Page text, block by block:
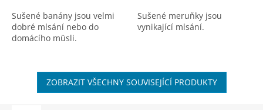
Sušené banány jsou velmi
dobré mlsání nebo do
domácího müsli.
Sušené meruňky jsou
vynikající mlsání.
ZOBRAZIT VŠECHNY SOUVISEJÍCÍ PRODUKTY